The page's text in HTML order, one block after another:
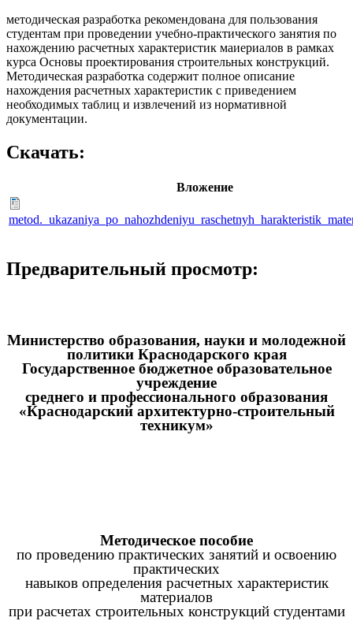
методическая разработка рекомендована для пользования
студентам при проведении учебно-практического занятия по
нахождению расчетных характеристик маиериалов в рамках
курса Основы проектирования строительных конструкций.
Методическая разработка содержит полное описание
нахождения расчетных характеристик с приведением
необходимых таблиц и извлечений из нормативной
документации.
Скачать:
Вложение
Предварительный просмотр:
Министерство образования, науки и молодежной
политики Краснодарского края
Государственное бюджетное образовательное
учреждение
среднего и профессионального образования
«Краснодарский архитектурно-строительный
техникум»
Методическое пособие
по проведению практических занятий и освоению
практических
навыков определения расчетных характеристик
материалов
при расчетах строительных конструкций студентами